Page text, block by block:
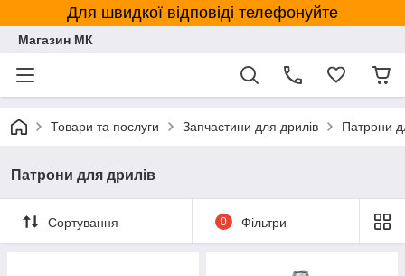
Для швидкої відповіді телефонуйте
Магазин МК
Товари та послуги Запчастини для дрилів Патрони
Патрони для дрилів
Сортування 0 Фільтри